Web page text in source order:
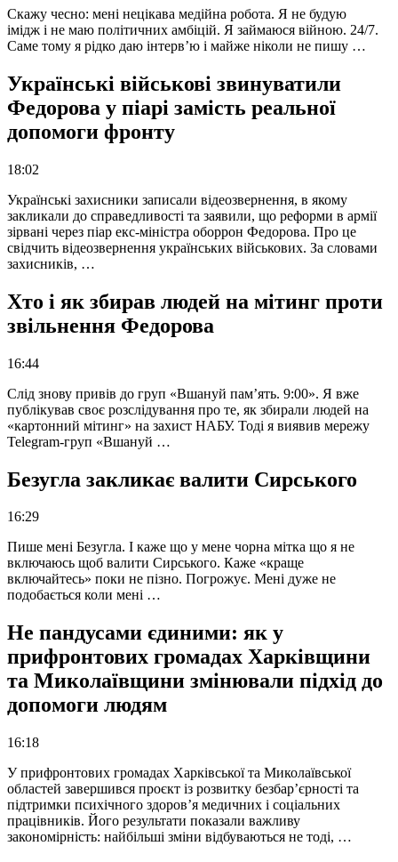
Скажу чесно: мені нецікава медійна робота. Я не будую
імідж і не маю політичних амбіцій. Я займаюся війною. 24/7.
Саме тому я рідко даю інтерв’ю і майже ніколи не пишу …
Українські військові звинуватили
Федорова у піарі замість реальної
допомоги фронту
18:02
Українські захисники записали відеозвернення, в якому
закликали до справедливості та заявили, що реформи в армії
зірвані через піар екс-міністра оборрон Федорова. Про це
свідчить відеозвернення українських військових. За словами
захисників, …
Хто і як збирав людей на мітинг проти
звільнення Федорова
16:44
Слід знову привів до груп «Вшануй пам’ять. 9:00». Я вже
публікував своє розслідування про те, як збирали людей на
«картонний мітинг» на захист НАБУ. Тоді я виявив мережу
Telegram-груп «Вшануй …
Безугла закликає валити Сирського
16:29
Пише мені Безугла. І каже що у мене чорна мітка що я не
включаюсь щоб валити Сирського. Каже «краще
включайтесь» поки не пізно. Погрожує. Мені дуже не
подобається коли мені …
Не пандусами єдиними: як у
прифронтових громадах Харківщини
та Миколаївщини змінювали підхід до
допомоги людям
16:18
У прифронтових громадах Харківської та Миколаївської
областей завершився проєкт із розвитку безбар’єрності та
підтримки психічного здоров’я медичних і соціальних
працівників. Його результати показали важливу
закономірність: найбільші зміни відбуваються не тоді, …